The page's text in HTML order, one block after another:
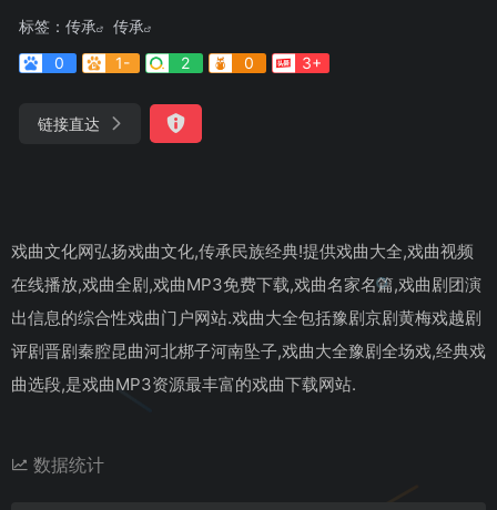
标签： 传承
传承
0
1- 2 0 3+
链接直达
戏曲文化网弘扬戏曲文化,传承民族经典!提供戏曲大全,戏曲视频
在线播放,戏曲全剧,戏曲MP3免费下载,戏曲名家名篇,戏曲剧团演
出信息的综合性戏曲门户网站.戏曲大全包括豫剧京剧黄梅戏越剧
评剧晋剧秦腔昆曲河北梆子河南坠子,戏曲大全豫剧全场戏,经典戏
曲选段,是戏曲MP3资源最丰富的戏曲下载网站.
数据统计